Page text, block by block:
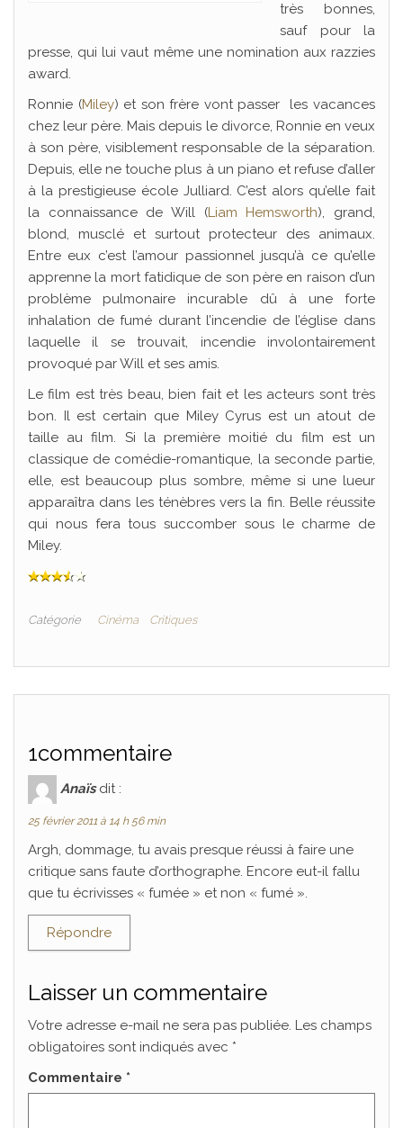
très bonnes,
sauf pour la
presse, qui lui vaut même une nomination aux razzies
award.
Ronnie (Miley) et son frère vont passer les vacances
chez leur père. Mais depuis le divorce, Ronnie en veux
à son père, visiblement responsable de la séparation.
Depuis, elle ne touche plus à un piano et refuse d’aller
à la prestigieuse école Julliard. C’est alors qu’elle fait
la connaissance de Will (Liam Hemsworth), grand,
blond, musclé et surtout protecteur des animaux.
Entre eux c’est l’amour passionnel jusqu’à ce qu’elle
apprenne la mort fatidique de son père en raison d’un
problème pulmonaire incurable dû à une forte
inhalation de fumé durant l’incendie de l’église dans
laquelle il se trouvait, incendie involontairement
provoqué par Will et ses amis.
Le film est très beau, bien fait et les acteurs sont très
bon. Il est certain que Miley Cyrus est un atout de
taille au film. Si la première moitié du film est un
classique de comédie-romantique, la seconde partie,
elle, est beaucoup plus sombre, même si une lueur
apparaîtra dans les ténèbres vers la fin. Belle réussite
qui nous fera tous succomber sous le charme de
Miley.
Catégorie Cinéma Critiques
1commentaire
Anaïs dit :
25 février 2011 à 14 h 56 min
Argh, dommage, tu avais presque réussi à faire une
critique sans faute d’orthographe. Encore eut-il fallu
que tu écrivisses « fumée » et non « fumé ».
Répondre
Laisser un commentaire
Votre adresse e-mail ne sera pas publiée. Les champs
obligatoires sont indiqués avec *
Commentaire *